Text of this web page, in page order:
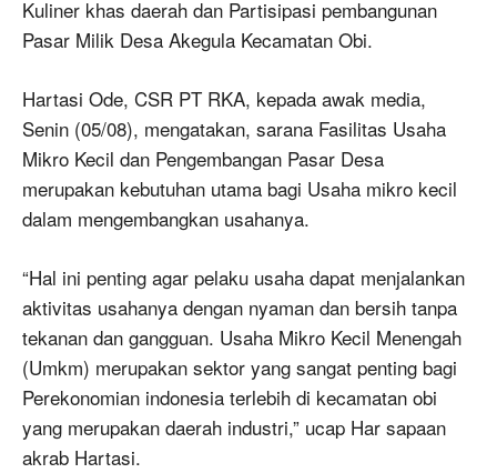
Kuliner khas daerah dan Partisipasi pembangunan
Pasar Milik Desa Akegula Kecamatan Obi.
Hartasi Ode, CSR PT RKA, kepada awak media,
Senin (05/08), mengatakan, sarana Fasilitas Usaha
Mikro Kecil dan Pengembangan Pasar Desa
merupakan kebutuhan utama bagi Usaha mikro kecil
dalam mengembangkan usahanya.
“Hal ini penting agar pelaku usaha dapat menjalankan
aktivitas usahanya dengan nyaman dan bersih tanpa
tekanan dan gangguan. Usaha Mikro Kecil Menengah
(Umkm) merupakan sektor yang sangat penting bagi
Perekonomian indonesia terlebih di kecamatan obi
yang merupakan daerah industri,” ucap Har sapaan
akrab Hartasi.